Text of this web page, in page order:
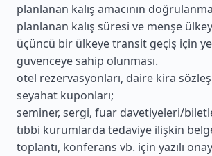
planlanan kalış amacının
planlanan kalış süresi ve menşe
üçüncü bir ülkeye transit geçiş için
güvenceye sahip olunması.
otel rezervasyonları, daire kira
seyahat kuponları;
seminer, sergi, fuar davetiyeleri/
tıbbi kurumlarda tedaviye ilişkin
toplantı, konferans vb. için yazılı